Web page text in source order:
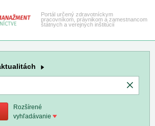
Portál určený zdravotníckym
pracovníkom, právnikom a zamestnancom
štátnych a verejných inštitúcií
Rozšírené
vyhľadávanie